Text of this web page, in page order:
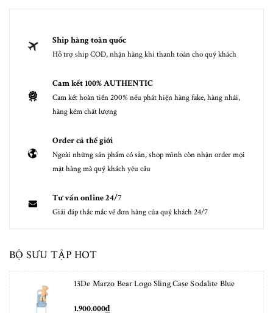
Ship hàng toàn quốc
Hỗ trợ ship COD, nhận hàng khi thanh toán cho quý khách
Cam kết 100% AUTHENTIC
Cam kết hoàn tiền 200% nếu phát hiện hàng fake, hàng nhái,
hàng kém chất lượng
Order cả thế giới
Ngoài những sản phẩm có sẵn, shop mình còn nhận order mọi
mặt hàng mà quý khách yêu cầu
Tư vấn online 24/7
Giải đáp thắc mắc về đơn hàng của quý khách 24/7
BỘ SƯU TẬP HOT
13De Marzo Bear Logo Sling Case Sodalite Blue
1.900.000₫